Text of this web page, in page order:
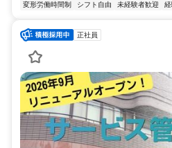
変形労働時間制 シフト自由 未経験者歓迎
正社員